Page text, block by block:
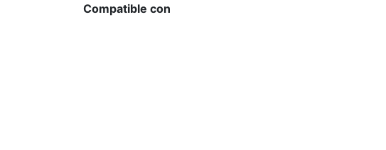
Compatible con